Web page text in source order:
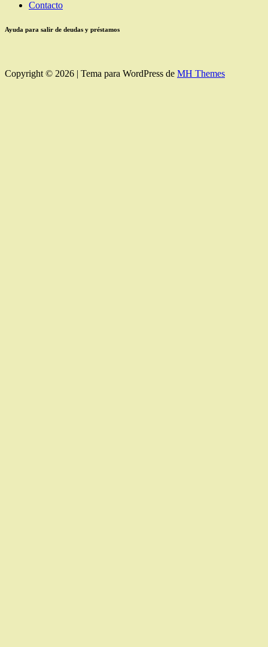
Contacto
Ayuda para salir de deudas y préstamos
Copyright © 2026 | Tema para WordPress de MH Themes